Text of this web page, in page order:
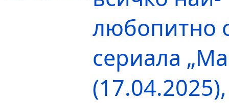
любопитно
сериала
(17.04.2025),